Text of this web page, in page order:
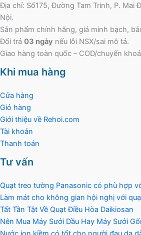
Địa chỉ: Số175, Đường Tam Trinh, P. Mai
Nội.
Sản phẩm chính hãng, giá minh bạch,
Đổi trả 03 ngày nếu lỗi NSX/sai mô tả.
Giao hàng toàn quốc – COD/chuyển
Khi mua hàng
Cửa hàng
Giỏ hàng
Giới thiệu về Rehoi.com
Tài khoản
Thanh toán
Tư vấn
Quạt treo tường Panasonic có phù hợp
Làm mát cho không gian hội nghị với
Tất Tần Tật Về Quạt Điều Hòa Daikiosan
Nên Mua Máy Sưởi Dầu Hay Máy Sưởi